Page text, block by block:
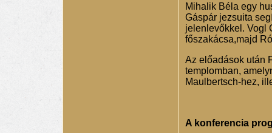
Mihalik Béla egy
Gáspár jezsuita
jelenlevőkkel. Vogl
főszakácsa,majd
Az előadások után
templomban,
Maulbertsch-hez,
A konferencia